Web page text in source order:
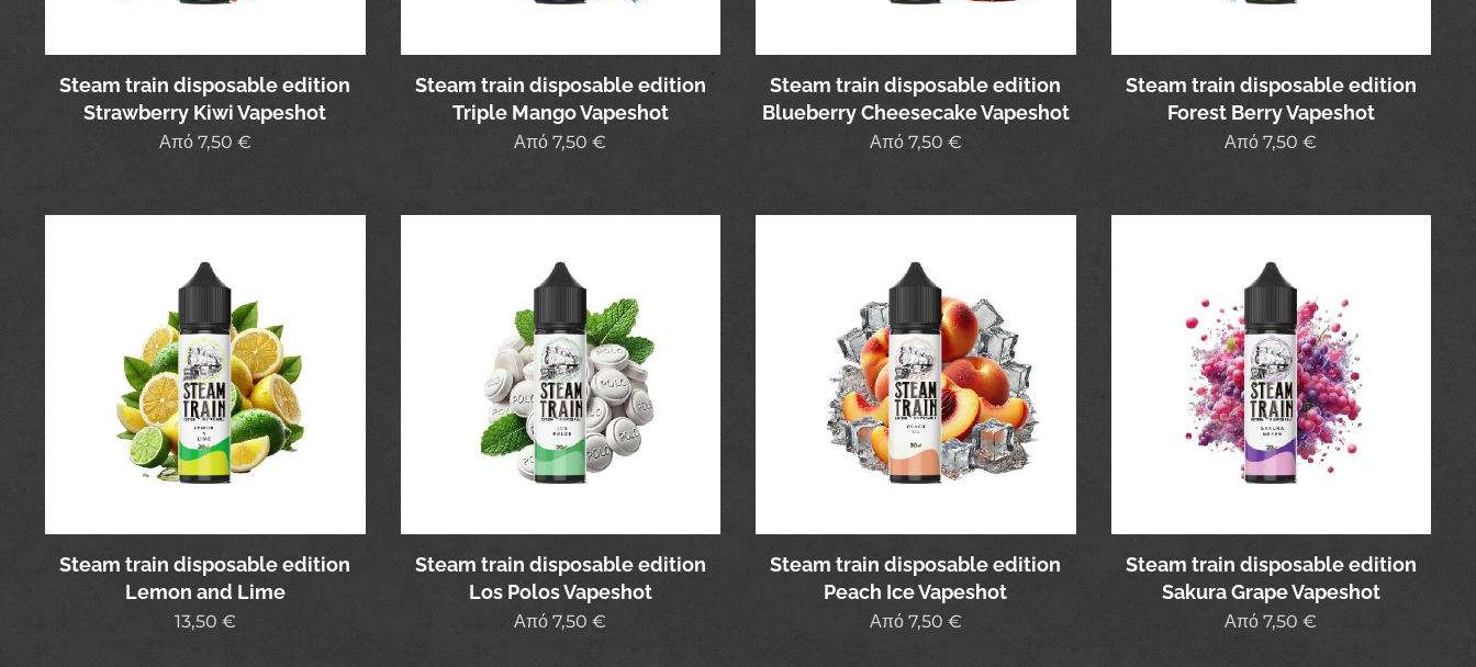
Steam train disposable edition
Strawberry Kiwi Vapeshot
Από 7,50 €
Steam train disposable edition
Triple Mango Vapeshot
Από7,50 €
Steam train disposable edition
Blueberry Cheesecake Vapeshot
Από 7,50 €
Steam train disposable edition
Forest Berry Vapeshot
Από7,50 €
Steam train disposable edition
Lemon and Lime
13,50 €
Steam train disposable edition
Los Polos Vapeshot
Από7,50 €
Steam train disposable edition
Peach Ice Vapeshot
Από 7,50 €
Steam train disposable edition
Sakura Grape Vapeshot
Από7,50 €